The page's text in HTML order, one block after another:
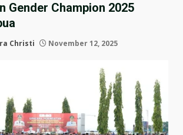
Gender Champion 2025
Christi November 12, 2025